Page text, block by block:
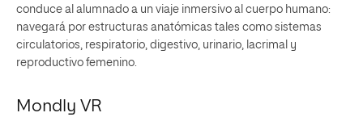
conduce al alumnado a un viaje inmersivo al cuerpo humano:
navegará por estructuras anatómicas tales como sistemas
circulatorios, respiratorio, digestivo, urinario, lacrimal y
reproductivo femenino.
Mondly VR